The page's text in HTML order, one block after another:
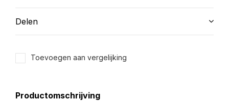
Delen
Toevoegen aan vergelijking
Productomschrijving